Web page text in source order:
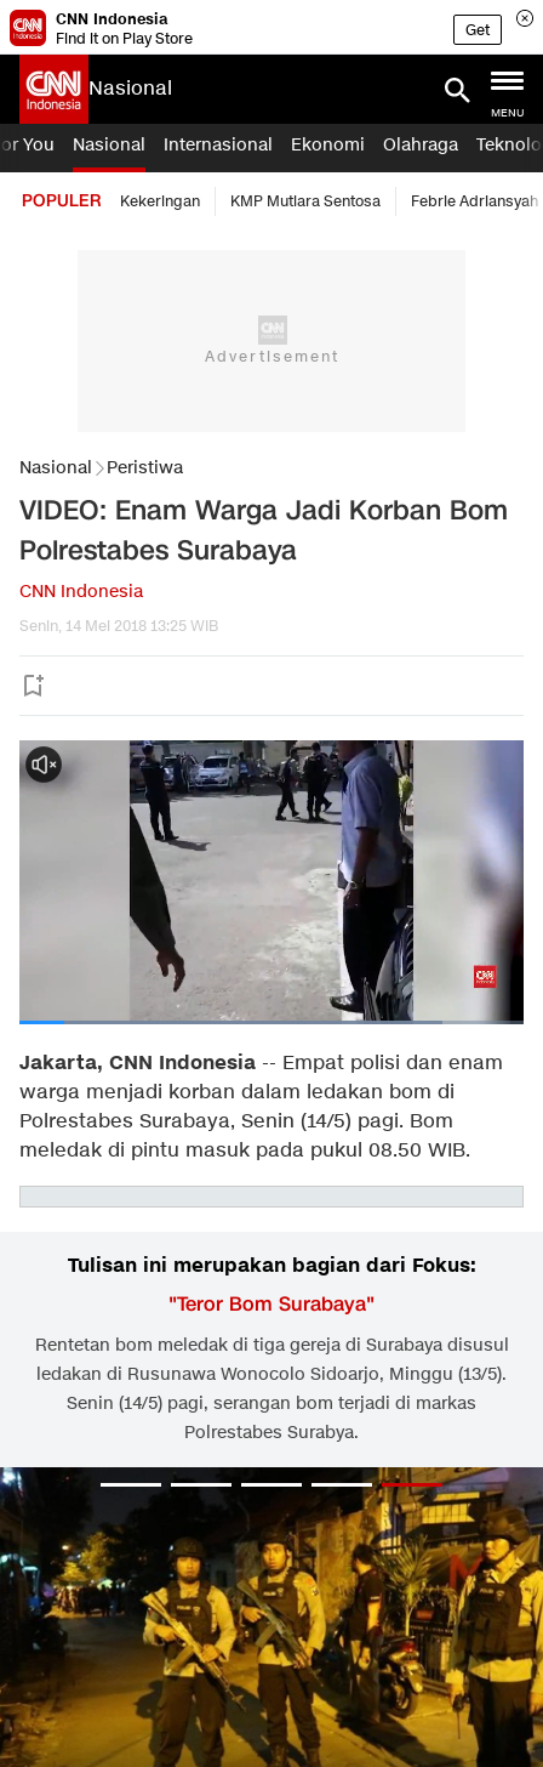
CNN Indonesia
Find it on Play Store
Get
Nasional
MENU
You Nasional Internasional Ekonomi Olahraga
POPULER Kekeringan KMP Mutiara Sentosa Febrie Adriansyah
Nasional Peristiwa
VIDEO: Enam Warga Jadi Korban Bom
Polrestabes Surabaya
CNN Indonesia
Senin, 14 Mei 2018 13:25 WIB
Jakarta, CNN Indonesia -- Empat polisi dan enam
warga menjadi korban dalam ledakan bom di
Polrestabes Surabaya, Senin (14/5) pagi. Bom
meledak di pintu masuk pada pukul 08.50 WIB.
Tulisan ini merupakan bagian dari Fokus:
"Teror Bom Surabaya"
Rentetan bom meledak di tiga gereja di Surabaya disusul
ledakan di Rusunawa Wonocolo Sidoarjo, Minggu (13/5).
Senin (14/5) pagi, serangan bom terjadi di markas
Polrestabes Surabya.